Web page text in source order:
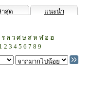
าสุด
แนะนำ
ร ล ว ศ ษ ส ห ฬ อ ฮ
1 2 3 4 5 6 7 8 9